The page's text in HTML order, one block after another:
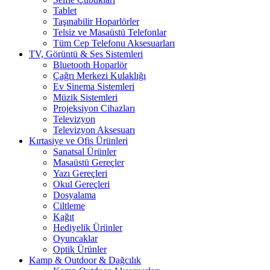
Tablet
Taşınabilir Hoparlörler
Telsiz ve Masaüstü Telefonlar
Tüm Cep Telefonu Aksesuarları
TV, Görüntü & Ses Sistemleri
Bluetooth Hoparlör
Çağrı Merkezi Kulaklığı
Ev Sinema Sistemleri
Müzik Sistemleri
Projeksiyon Cihazları
Televizyon
Televizyon Aksesuarı
Kırtasiye ve Ofis Ürünleri
Sanatsal Ürünler
Masaüstü Gereçler
Yazı Gereçleri
Okul Gereçleri
Dosyalama
Ciltleme
Kağıt
Hediyelik Ürünler
Oyuncaklar
Optik Ürünler
Kamp & Outdoor & Dağcılık